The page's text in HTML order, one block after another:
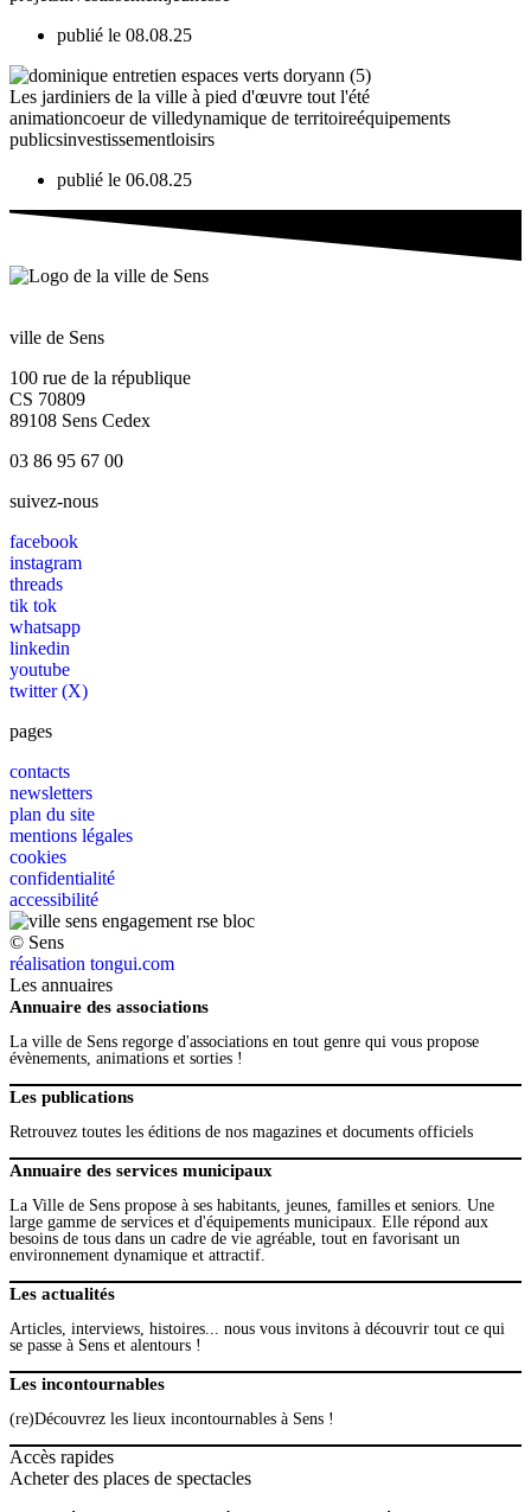
publié le 08.08.25
Les jardiniers de la ville à pied d'œuvre tout l'été
animationcoeur de villedynamique de territoireéquipements
publicsinvestissementloisirs
publié le 06.08.25
ville de Sens
100 rue de la république
CS 70809
89108 Sens Cedex
03 86 95 67 00
suivez-nous
facebook
instagram
threads
tik tok
whatsapp
linkedin
youtube
twitter (X)
pages
contacts
newsletters
plan du site
mentions légales
cookies
confidentialité
accessibilité
© Sens
réalisation tongui.com
Les annuaires
Annuaire des associations
La ville de Sens regorge d'associations en tout genre qui vous propose
évènements, animations et sorties !
Les publications
Retrouvez toutes les éditions de nos magazines et documents officiels
Annuaire des services municipaux
La Ville de Sens propose à ses habitants, jeunes, familles et seniors. Une
large gamme de services et d'équipements municipaux. Elle répond aux
besoins de tous dans un cadre de vie agréable, tout en favorisant un
environnement dynamique et attractif.
Les actualités
Articles, interviews, histoires... nous vous invitons à découvrir tout ce qui
se passe à Sens et alentours !
Les incontournables
(re)Découvrez les lieux incontournables à Sens !
Accès rapides
Acheter des places de spectacles